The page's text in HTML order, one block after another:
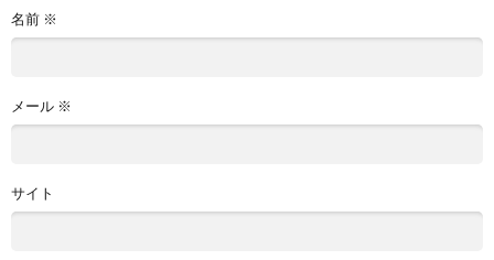
名前 ※
メール ※
サイト